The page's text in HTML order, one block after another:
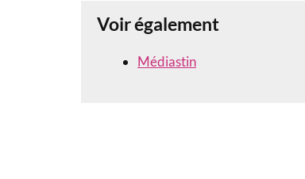
Voir également
Médiastin